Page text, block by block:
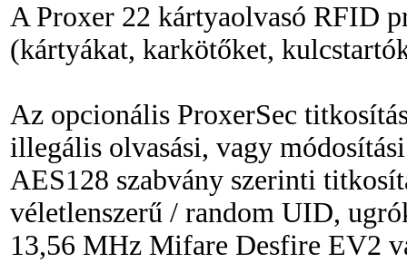
A Proxer 22 kártyaolvasó RFID
(kártyákat, karkötőket,
Az opcionális ProxerSec
illegális olvasási, vagy
AES128 szabvány szerinti
véletlenszerű / random UID,
13,56 MHz Mifare Desfire EV2